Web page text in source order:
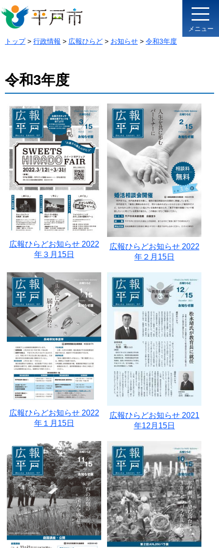
メニュー
トップ> 行政情報 > 広報ひらど > お知らせ > 令和3年度
令和3年度
広報ひらどお知らせ 2022
年３月15日
広報ひらどお知らせ 2022
年２月15日
広報ひらどお知らせ 2022
年１月15日
広報ひらどお知らせ 2021
年12月15日